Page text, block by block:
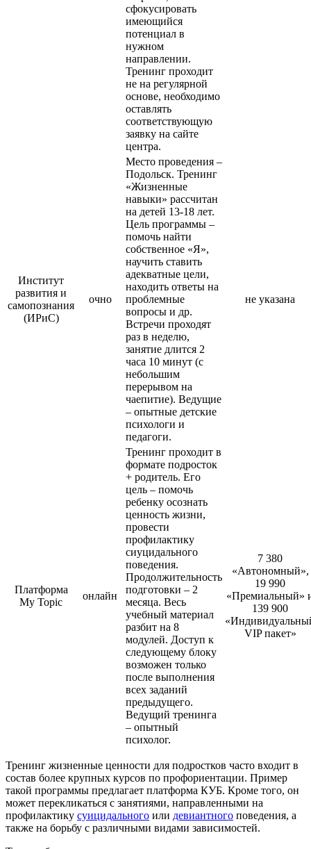
сфокусировать
имеющийся
потенциал в
нужном
направлении.
Тренинг проходит
не на регулярной
основе, необходимо
оставлять
соответствующую
заявку на сайте
центра.
Институт
развития и
самопознания
(ИРиС)
очно
Место проведения –
Подольск. Тренинг
«Жизненные
навыки» рассчитан
на детей 13-18 лет.
Цель программы –
помочь найти
собственное «Я»,
научить ставить
адекватные цели,
находить ответы на
проблемные
вопросы и др.
Встречи проходят
раз в неделю,
занятие длится 2
часа 10 минут (с
небольшим
перерывом на
чаепитие). Ведущие
– опытные детские
психологи и
педагоги.
не указана
Платформа
My Topic
онлайн
Тренинг проходит в
формате подросток
+ родитель. Его
цель – помочь
ребенку осознать
ценность жизни,
провести
профилактику
сиуцидального
поведения.
Продолжительность
подготовки – 2
месяца. Весь
учебный материал
разбит на 8
модулей. Доступ к
следующему блоку
возможен только
после выполнения
всех заданий
предыдущего.
Ведущий тренинга
– опытный
психолог.
7 380
«Автономный»,
19 990
«Премиальный»
139 900
VIP пакет»
Тренинг жизненные ценности для подростков часто входит в
состав более крупных курсов по профориентации. Пример
такой программы предлагает платформа КУБ. Кроме того, он
может перекликаться с занятиями, направленными на
профилактику суицидального или девиантного поведения, а
также на борьбу с различными видами зависимостей.